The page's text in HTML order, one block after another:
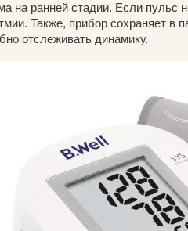
на ранней стадии. Если пульс
Также, прибор сохраняет в
отслеживать динамику.